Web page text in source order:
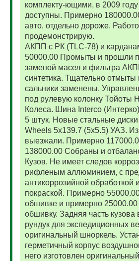
комплекту-ющими, в 2009
доступны. Примерно
авто, отдельно дороже.
продемонстрирую.
АКПП с РК (TLC-78) и
50000.00 Промыты и прошли
заменой масел и фильтра
синтетика. Тщательно
сальники заменены.
под рулевую колонку Тойоты
Колеса. Шина Interco
5 штук. Новые стальные
Wheels 5x139.7 (5x5.5) УАЗ. Из
выезжали. Примерно
138000.00 Собраны и
Кузов. Не имеет следов
рифленым аллюминием, с
антикоррозийной обработкой
покраской. Примерно
обшивке и примерно
обшивку. Задняя часть кузова
рундук для экспедиционных
оригинальный шноркель.
герметичный корпус
него изготовлен